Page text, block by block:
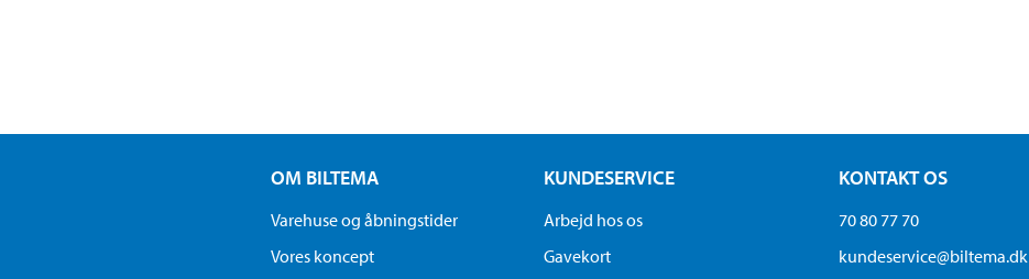
OM BILTEMA
Varehuse og åbningstider
Vores koncept
KUNDESERVICE
Arbejd hos os
Gavekort
KONTAKT OS
70 80 77 70
kundeservice@biltema.dk